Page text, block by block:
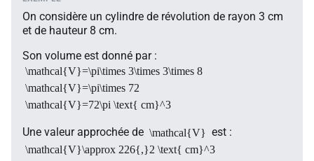
On considère un cylindre de révolution de rayon 3 cm
et de hauteur 8 cm.
Son volume est donné par :
\mathcal{V}=\pi\times 3\times 3\times 8
\mathcal{V}=\pi\times 72
\mathcal{V}=72\pi \text{ cm}^3
Une valeur approchée de \mathcal{V} est :
\mathcal{V}\approx 226{,}2 \text{ cm}^3